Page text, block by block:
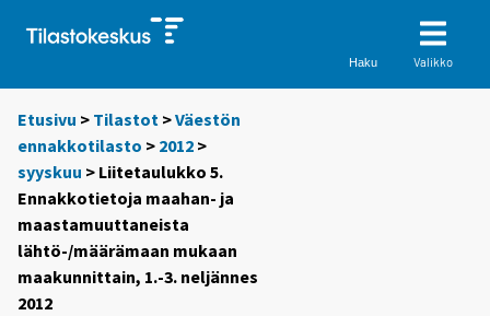
Haku Valikko
Etusivu > Tilastot >Väestön
ennakkotilasto > 2012 >
syyskuu > Liitetaulukko 5.
Ennakkotietoja maahan- ja
maastamuuttaneista
lähtö-/määrämaan mukaan
maakunnittain, 1.-3. neljännes
2012